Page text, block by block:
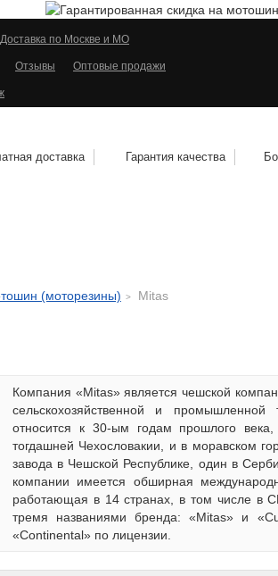
Доставка по Москве и МО
Отзывы Оптовые продажи
доставка Гарантия качества
(моторезины) Mitas
Компания «Mitas» является чешской
сельскохозяйственной и
относится к 30-ым годам прошлого
тогдашней Чехословакии, и в моравском
завода в Чешской Республике, один в
компании имеется обширная
работающая в 14 странах, в том числе в
тремя названиями бренда: «Mitas» и
«Continental» по лицензии.